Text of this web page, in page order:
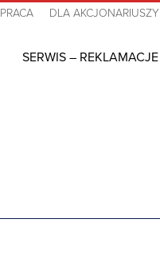
PRACA DLA AKCJONARIUSZY
SERWIS – REKLAMACJE